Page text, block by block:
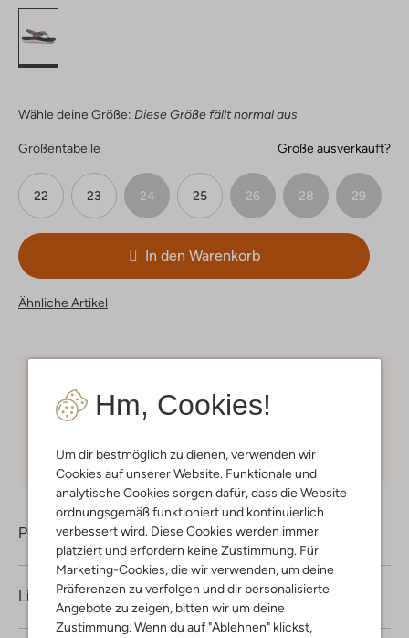
Hm, Cookies!
Um dir bestmöglich zu dienen, verwenden wir
Cookies auf unserer Website. Funktionale und
analytische Cookies sorgen dafür, dass die Website
ordnungsgemäß funktioniert und kontinuierlich
verbessert wird. Diese Cookies werden immer
platziert und erfordern keine Zustimmung. Für
Marketing-Cookies, die wir verwenden, um deine
Präferenzen zu verfolgen und dir personalisierte
Angebote zu zeigen, bitten wir um deine
Zustimmung. Wenn du auf "Ablehnen" klickst,
Wähle deine Größe: Diese Größe fällt normal aus
Größentabelle Größe ausverkauft?
22 23 24 25 26 28 29
In den Warenkorb
Ähnliche Artikel
Kostenloser Versand
Mitglieder in Deutschland
Produktinformation
Lieferung & Rückgabe